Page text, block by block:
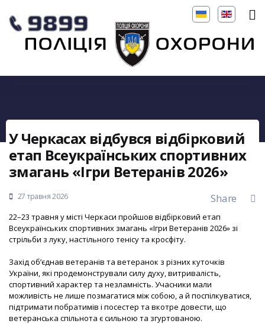
У Черкасах відбувся відбірковий
етап Всеукраїнських спортивних
змагань «Ігри Ветеранів 2026»
27 травня 2026 Share
22–23 травня у місті Черкаси пройшов відбірковий етап
Всеукраїнських спортивних змагань «Ігри Ветеранів 2026» зі
стрільби з луку, настільного тенісу та кросфіту.
Захід об’єднав ветеранів та ветеранок з різних куточків
України, які продемонстрували силу духу, витривалість,
спортивний характер та незламність. Учасники мали
можливість не лише позмагатися між собою, а й поспілкуватися,
підтримати побратимів і посестер та вкотре довести, що
ветеранська спільнота є сильною та згуртованою.